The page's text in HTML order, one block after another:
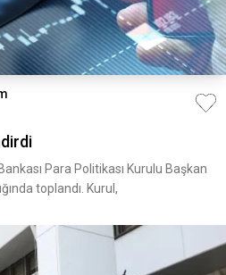
Para Politikası Kurulu Başkan
toplandı. Kurul,